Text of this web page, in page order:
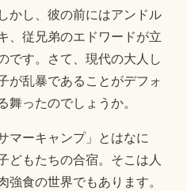
かし、彼の前にはアンドル
、従兄弟のエドワードが立
です。さて、現代の大人し
が乱暴であることがデフォ
舞ったのでしょうか。
マーキャンプ」とはなに
どもたちの合宿。そこは人
強食の世界でもあります。